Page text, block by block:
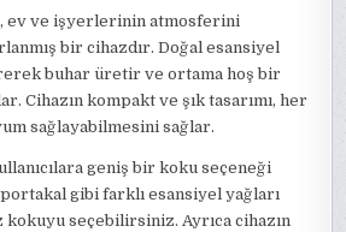
ev ve işyerlerinin atmosferini
bir cihazdır. Doğal esansiyel
buhar üretir ve ortama hoş bir
Cihazın kompakt ve şık tasarımı, her
sağlayabilmesini sağlar.
geniş bir koku seçeneği
gibi farklı esansiyel yağları
seçebilirsiniz. Ayrıca cihazın